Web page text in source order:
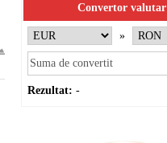
Convertor valutar
»
Rezultat: -